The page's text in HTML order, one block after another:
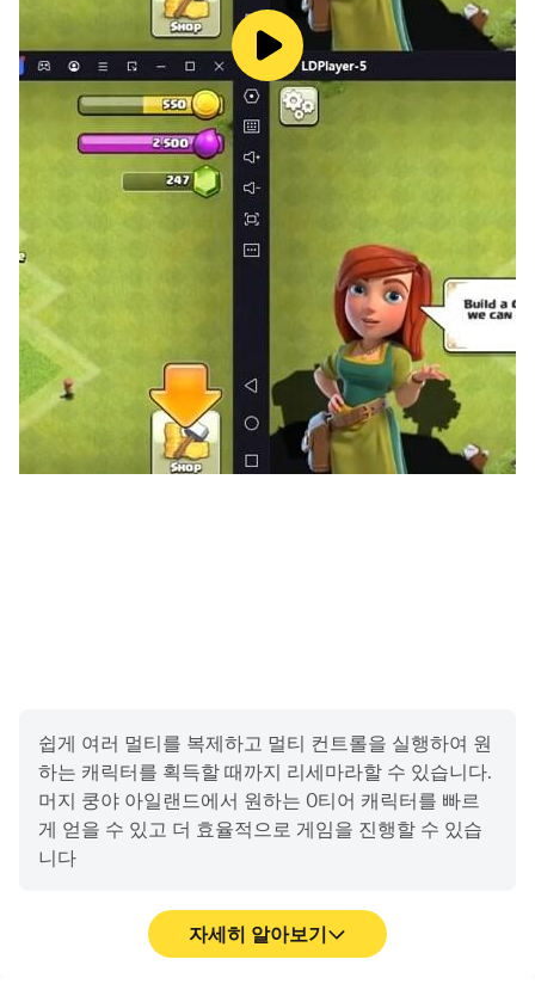
마블
- 사업자 번호: 105-87-64746
- 통신판매업 번호: 제 2014-서울구로-1028 호
[접근권한 안내]
▶ 필수적 접근권한
▶ 선택적 접근권한
- 알림(Android 13 이상)
: 푸시 알림 수신 시 사용합니다.
- 사진 및 동영상, 음악 및 오디오(Android 10 미만)
: 스크린샷 저장 기능에 사용합니다.
※ Android 10 이상 : 스크린샷 저장 시 앱 자체 기능을 활용
------------------
- 이용약관:
https://help.netmarble.com/terms/terms_of_service_k
https://help.netmarble.com/terms/privacy_policy_ko?
쉽게 여러 멀티를 복제하고 멀티 컨트롤을 실행하여 원
하는 캐릭터를 획득할 때까지 리세마라할 수 있습니다.
머지 쿵야 아일랜드에서 원하는 0티어 캐릭터를 빠르
게 얻을 수 있고 더 효율적으로 게임을 진행할 수 있습
니다
자세히 알아보기